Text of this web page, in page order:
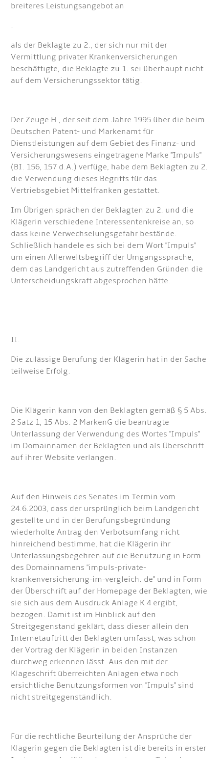
breiteres Leistungsangebot an
.
als der Beklagte zu 2., der sich nur mit der
Vermittlung privater Krankenversicherungen
beschäftigte; die Beklagte zu 1. sei überhaupt nicht
auf dem Versicherungssektor tätig.
Der Zeuge H., der seit dem Jahre 1995 über die beim
Deutschen Patent- und Markenamt für
Dienstleistungen auf dem Gebiet des Finanz- und
Versicherungswesens eingetragene Marke "Impuls"
(BI. 156, 157 d.A.) verfüge, habe dem Beklagten zu 2.
die Verwendung dieses Begriffs für das
Vertriebsgebiet Mittelfranken gestattet.
Im Übrigen sprächen der Beklagten zu 2. und die
Klägerin verschiedene Interessentenkreise an, so
dass keine Verwechselungsgefahr bestände.
Schließlich handele es sich bei dem Wort "Impuls"
um einen Allerweltsbegriff der Umgangssprache,
dem das Landgericht aus zutreffenden Gründen die
Unterscheidungskraft abgesprochen hätte.
II.
Die zulässige Berufung der Klägerin hat in der Sache
teilweise Erfolg.
Die Klägerin kann von den Beklagten gemäß § 5 Abs.
2 Satz 1, 15 Abs. 2 MarkenG die beantragte
Unterlassung der Verwendung des Wortes "Impuls"
im Domainnamen der Beklagten und als Überschrift
auf ihrer Website verlangen.
Auf den Hinweis des Senates im Termin vom
24.6.2003, dass der ursprünglich beim Landgericht
gestellte und in der Berufungsbegründung
wiederholte Antrag den Verbotsumfang nicht
hinreichend bestimme, hat die Klägerin ihr
Unterlassungsbegehren auf die Benutzung in Form
des Domainnamens "impuls-private-
krankenversicherung-im-vergleich. de" und in Form
der Überschrift auf der Homepage der Beklagten, wie
sie sich aus dem Ausdruck Anlage K 4 ergibt,
bezogen. Damit ist im Hinblick auf den
Streitgegenstand geklärt, dass dieser allein den
Internetauftritt der Beklagten umfasst, was schon
der Vortrag der Klägerin in beiden Instanzen
durchweg erkennen lässt. Aus den mit der
Klageschrift überreichten Anlagen etwa noch
ersichtliche Benutzungsformen von "Impuls" sind
nicht streitgegenständlich.
Für die rechtliche Beurteilung der Ansprüche der
Klägerin gegen die Beklagten ist die bereits in erster